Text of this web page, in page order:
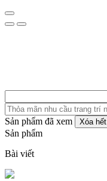
Sản phẩm đã xem Xóa hết
Sản phẩm
Bài viết